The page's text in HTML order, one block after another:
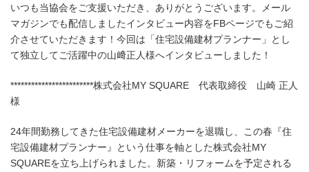
いつも当協会をご支援いただき、ありがとうございます。メール
マガジンでも配信しましたインタビュー内容をFBページでもご紹
介させていただきます！今回は「住宅設備建材プランナー」とし
て独立してご活躍中の山﨑正人様へインタビューしました！
************************株式会社MY SQUARE 代表取締役 山崎 正人
様
24年間勤務してきた住宅設備建材メーカーを退職し、この春『住
宅設備建材プランナー』という仕事を軸とした株式会社MY
SQUAREを立ち上げられました。新築・リフォームを予定される